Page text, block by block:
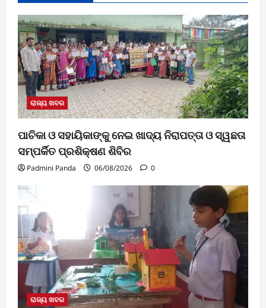
ରାଜ୍ୟ ଖବର
ପାଚିକା ଓ ସହାୟିକାଙ୍କୁ ନେଇ ଖାଦ୍ୟ ନିରାପତ୍ତା ଓ ସ୍ୱଛତା
ସମ୍ପର୍କିତ ପ୍ରଶିକ୍ଷଣ ଶିବିର
Padmini Panda 06/08/2026 0
ରାଜ୍ୟ ଖବର